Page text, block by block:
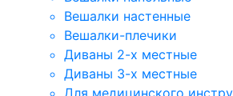
Вешалки настенные
Вешалки-плечики
Диваны 2-х местные
Диваны 3-х местные
Для медицинского